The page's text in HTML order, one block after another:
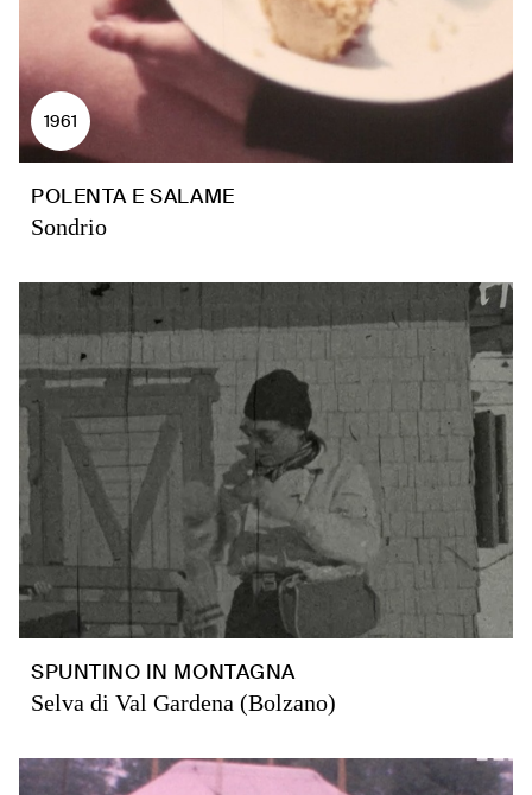
1961
POLENTA E SALAME
Sondrio
SPUNTINO IN MONTAGNA
Selva di Val Gardena (Bolzano)